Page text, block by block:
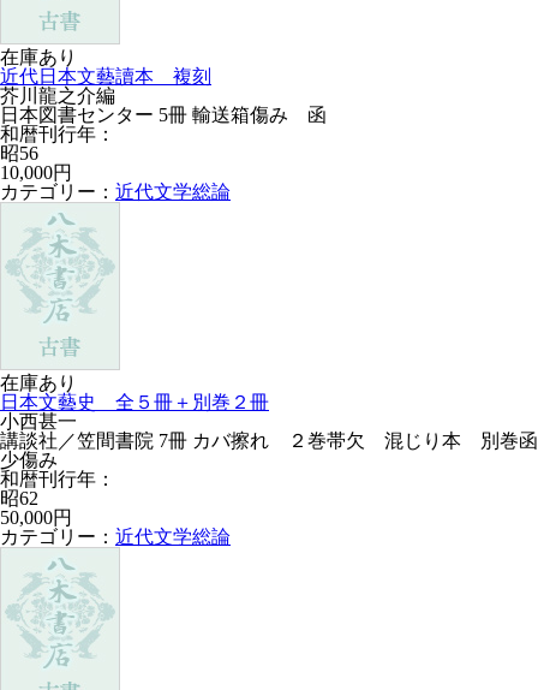
在庫あり
近代日本文藝讀本 複刻
芥川龍之介編
日本図書センター 5冊 輸送箱傷み 函
和暦刊行年：
昭56
10,000円
カテゴリー： 近代文学総論
在庫あり
日本文藝史 全５冊＋別巻２冊
小西甚一
講談社／笠間書院 7冊 カバ擦れ ２巻帯欠 混じり本 別巻函
少傷み
和暦刊行年：
昭62
50,000円
カテゴリー： 近代文学総論